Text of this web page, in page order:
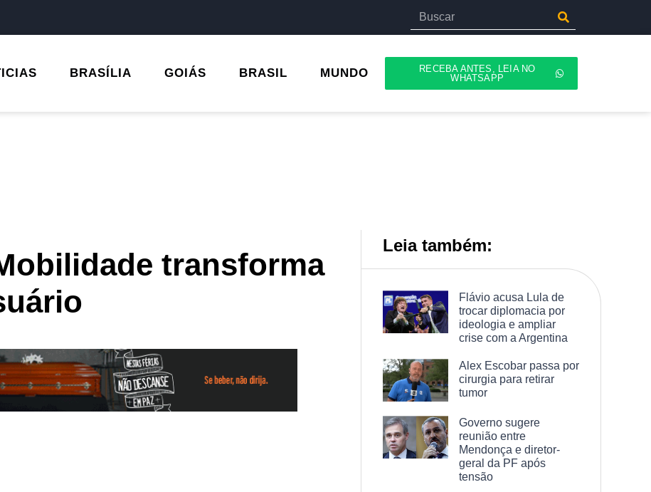
BRASÍLIA GOIÁS BRASIL MUNDO
RECEBA ANTES, LEIA NO
WHATSAPP
transforma
Leia também:
Flávio acusa Lula de
trocar diplomacia por
ideologia e ampliar
crise com a Argentina
Alex Escobar passa por
cirurgia para retirar
tumor
Governo sugere
reunião entre
Mendonça e diretor-
geral da PF após
tensão